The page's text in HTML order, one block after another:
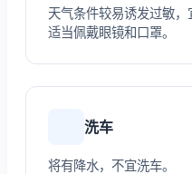
天气条件较易诱发过敏，
适当佩戴眼镜和口罩。
洗车
将有降水，不宜洗车。